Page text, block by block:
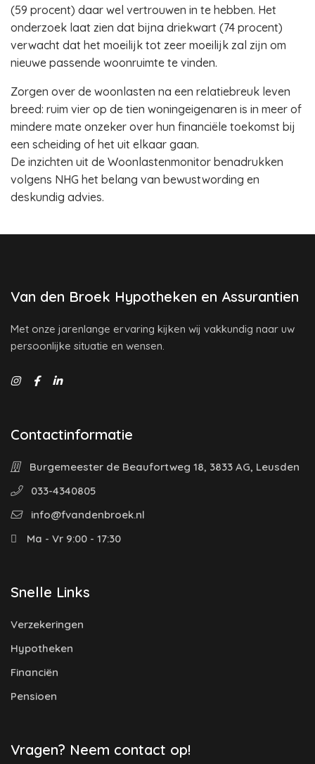
(59 procent) daar wel vertrouwen in te hebben. Het
onderzoek laat zien dat bijna driekwart (74 procent)
verwacht dat het moeilijk tot zeer moeilijk zal zijn om
nieuwe passende woonruimte te vinden.
Zorgen over de woonlasten na een relatiebreuk leven
breed: ruim vier op de tien woningeigenaren is in meer of
mindere mate onzeker over hun financiële toekomst bij
een scheiding of het uit elkaar gaan.
De inzichten uit de Woonlastenmonitor benadrukken
volgens NHG het belang van bewustwording en
deskundig advies.
Van den Broek Hypotheken en Assurantien
Met onze jarenlange ervaring kijken wij vakkundig naar uw
persoonlijke situatie en wensen.
Contactinformatie
Burgemeester de Beaufortweg 18, 3833 AG, Leusden
033-4340805
info@fvandenbroek.nl
Ma - Vr 9:00 - 17:30
Snelle Links
Verzekeringen
Hypotheken
Financiën
Pensioen
Vragen? Neem contact op!